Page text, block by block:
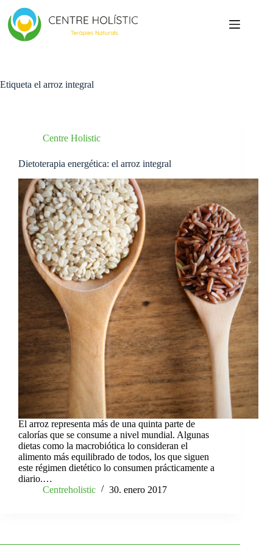
contenido
Etiqueta el arroz integral
Centre Holistic
Dietoterapia energética: el arroz integral
El arroz representa más de una quinta parte de
calorías que se consume a nivel mundial. Algunas
dietas como la macrobiótica lo consideran el
alimento más equilibrado de todos, los que siguen
este régimen dietético lo consumen prácticamente a
diario.…
Centreholistic
30. enero 2017